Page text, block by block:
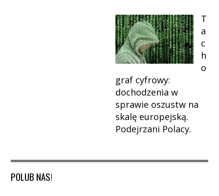
T
a
c
h
o
graf cyfrowy:
dochodzenia w
sprawie oszustw na
skalę europejską.
Podejrzani Polacy.
POLUB NAS!